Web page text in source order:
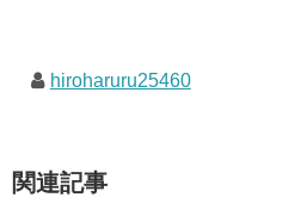
hiroharuru25460
関連記事